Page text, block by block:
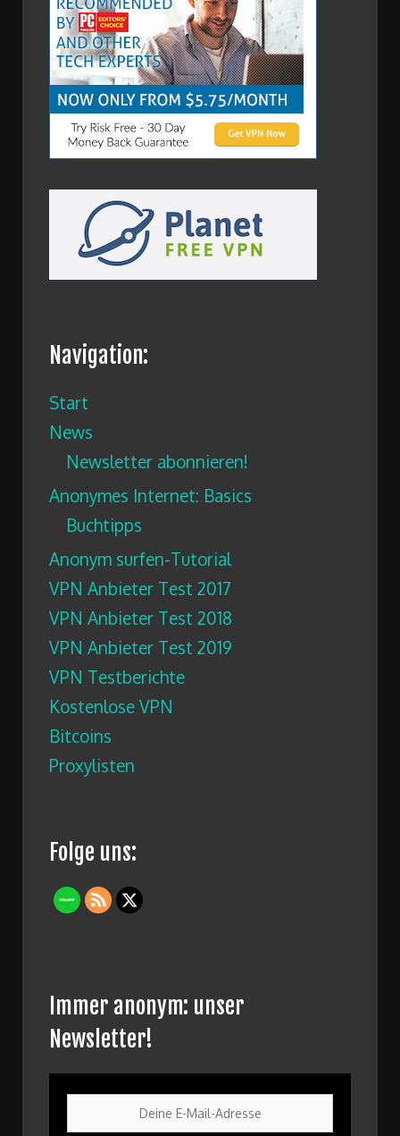
Navigation:
Start
News
Newsletter abonnieren!
Anonymes Internet: Basics
Buchtipps
Anonym surfen-Tutorial
VPN Anbieter Test 2017
VPN Anbieter Test 2018
VPN Anbieter Test 2019
VPN Testberichte
Kostenlose VPN
Bitcoins
Proxylisten
Folge uns:
Immer anonym: unser
Newsletter!